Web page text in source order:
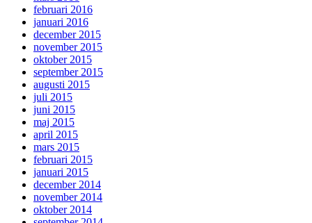
februari 2016
januari 2016
december 2015
november 2015
oktober 2015
september 2015
augusti 2015
juli 2015
juni 2015
maj 2015
april 2015
mars 2015
februari 2015
januari 2015
december 2014
november 2014
oktober 2014